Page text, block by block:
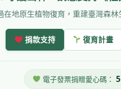
在地原生植物復育，重建臺灣森
捐款支持 復育計畫
電子發票捐贈愛心碼：